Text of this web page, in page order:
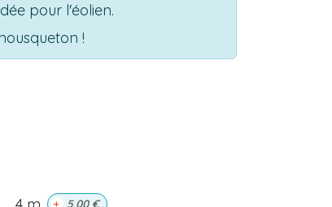
pour l'éolien.
!
+ 5,00€